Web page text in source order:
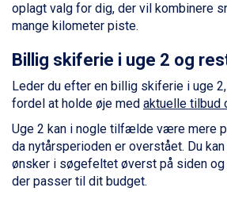
Passo Tonale fra DKK 3.795
Saalbach fra DKK 5.945
Champoluc fra DKK 3.795
Sestriere fra DKK 4.395
Wagrain fra DKK 4.645
Ischgl fra DKK 7.095
Fieberbrunn fra DKK 6.145
St. Anton fra DKK 7.245
Zell am See fra DKK 4.095
Livigno fra DKK 4.145
oplagt valg for dig, der vil kombinere
mange kilometer piste.
Billig skiferie i uge 2 og
Leder du efter en billig skiferie i uge
fordel at holde øje med aktuelle tilbud
Uge 2 kan i nogle tilfælde være mere
da nytårsperioden er overstået. Du
ønsker i søgefeltet øverst på siden og
der passer til dit budget.